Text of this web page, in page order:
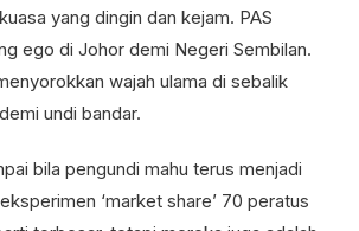
yang dingin dan kejam. PAS
ego di Johor demi Negeri Sembilan.
wajah ulama di sebalik
undi bandar.
bila pengundi mahu terus menjadi
‘market share’ 70 peratus